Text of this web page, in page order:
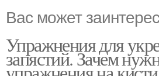
Вас может
Упражнения для
запястий. Зачем